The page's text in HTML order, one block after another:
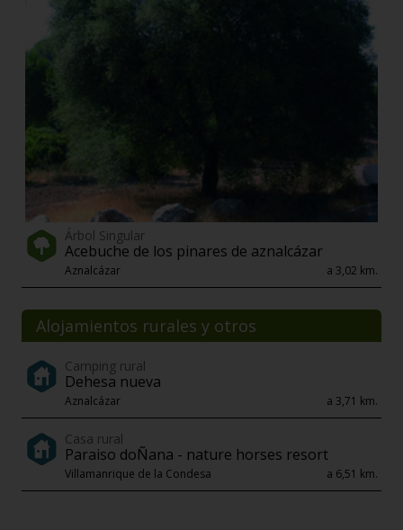
Árbol Singular
Acebuche de los pinares de aznalcázar
Aznalcázar a 3,02 km.
Alojamientos rurales y otros
Camping rural
Dehesa nueva
Aznalcázar a 3,71 km.
Casa rural
Paraiso doÑana - nature horses resort
Villamanrique de la Condesa a 6,51 km.